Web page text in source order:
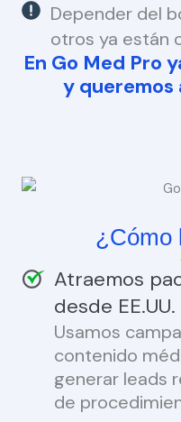
Depender del
otros ya están
En Go Med Pro
y
¿Cómo
Atraemos
desde
Usamos
contenido
generar leads
de